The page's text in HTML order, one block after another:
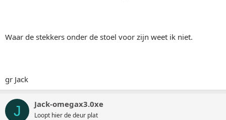
Waar de stekkers onder de stoel voor zijn weet ik niet.
gr Jack
J Jack-omegax3.0xe
Loopt hier de deur plat